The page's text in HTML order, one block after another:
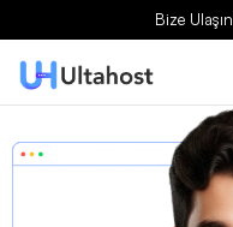
Bize Ulaşın